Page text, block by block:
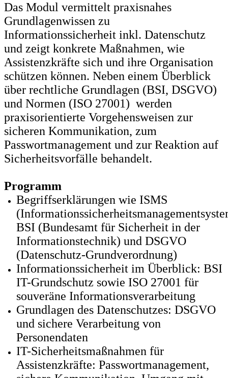
Das Modul vermittelt praxisnahes
Grundlagenwissen zu
Informationssicherheit inkl. Datenschutz
und zeigt konkrete Maßnahmen, wie
Assistenzkräfte sich und ihre Organisation
schützen können. Neben einem Überblick
über rechtliche Grundlagen (BSI, DSGVO)
und Normen (ISO 27001) werden
praxisorientierte Vorgehensweisen zur
sicheren Kommunikation, zum
Passwortmanagement und zur Reaktion auf
Sicherheitsvorfälle behandelt.
Programm
Begriffserklärungen wie ISMS
BSI (Bundesamt für Sicherheit in der
Informationstechnik) und DSGVO
(Datenschutz-Grundverordnung)
Informationssicherheit im Überblick: BSI
IT-Grundschutz sowie ISO 27001 für
souveräne Informationsverarbeitung
Grundlagen des Datenschutzes: DSGVO
und sichere Verarbeitung von
Personendaten
IT-Sicherheitsmaßnahmen für
Assistenzkräfte: Passwortmanagement,